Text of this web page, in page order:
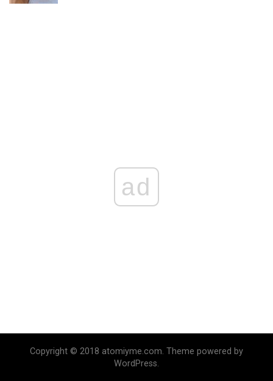
ad
Copyright © 2018 atomiyme.com. Theme powered by
WordPress.